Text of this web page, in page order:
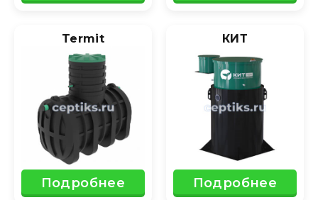
Termit
Подробнее
КИТ
Подробнее